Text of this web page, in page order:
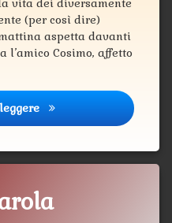
vita dei diversamente
(per così dire)
aspetta davanti
l’amico Cosimo, affetto
La storia di Ilario